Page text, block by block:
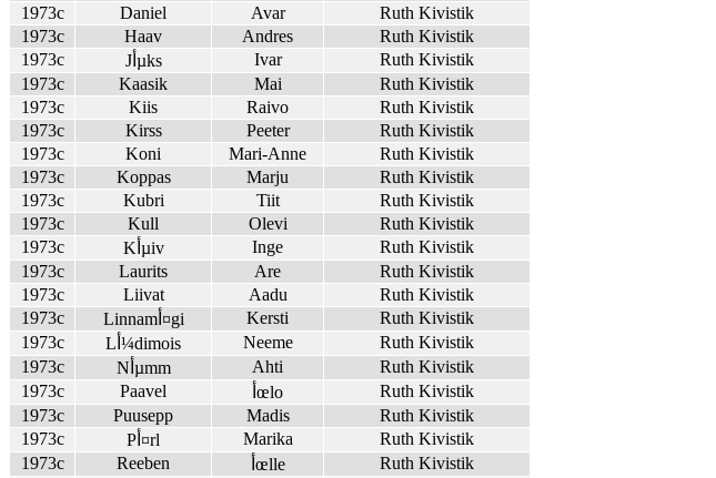
1973c
Daniel Avar
Ruth Kivistik
1973c
Haav Andres
Ruth Kivistik
1973c
Jأµks Ivar
Ruth Kivistik
1973c
Kaasik Mai
Ruth Kivistik
1973c
Kiis Raivo
Ruth Kivistik
1973c
Kirss Peeter
Ruth Kivistik
1973c
Koni Mari-Anne
Ruth Kivistik
1973c
Koppas Marju
Ruth Kivistik
1973c
Kubri Tiit
Ruth Kivistik
1973c
Kull Olevi
Ruth Kivistik
1973c
Kأµiv Inge
Ruth Kivistik
1973c
Laurits Are
Ruth Kivistik
1973c
Liivat Aadu
Ruth Kivistik
1973c
Linnamأ¤gi Kersti
Ruth Kivistik
1973c
Lأ¼dimois Neeme
Ruth Kivistik
1973c
Nأµmm Ahti
Ruth Kivistik
1973c
Paavel أœlo
Ruth Kivistik
1973c
Puusepp Madis
Ruth Kivistik
1973c
Pأ¤rl Marika
Ruth Kivistik
1973c
Reeben أœlle Ruth Kivistik